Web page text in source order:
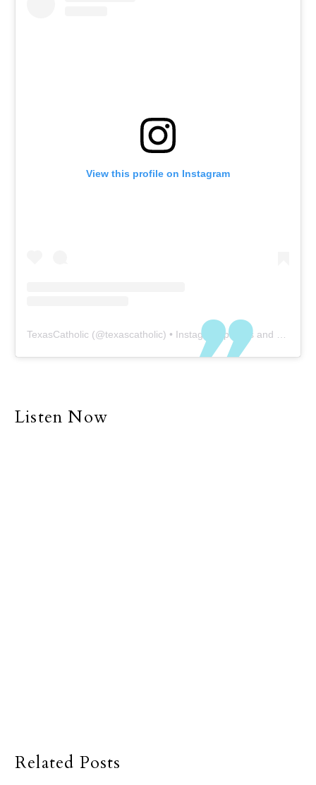
View this profile on Instagram
TexasCatholic (@texascatholic) • Instagram photos and videos
Listen Now
Related Posts